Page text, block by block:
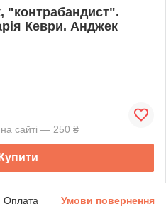
"контрабандист".
Кеври. Анджек
сайті — 250 ₴
Купити
Оплата Умови повернення